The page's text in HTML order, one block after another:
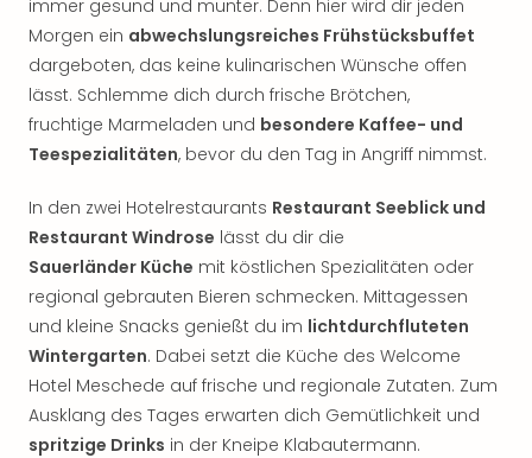
immer gesund und munter. Denn hier wird dir jeden
Morgen ein abwechslungsreiches Frühstücksbuffet
dargeboten, das keine kulinarischen Wünsche offen
lässt. Schlemme dich durch frische Brötchen,
fruchtige Marmeladen und besondere Kaffee- und
Teespezialitäten, bevor du den Tag in Angriff nimmst.
In den zwei Hotelrestaurants Restaurant Seeblick und
Restaurant Windrose lässt du dir die
Sauerländer Küche mit köstlichen Spezialitäten oder
regional gebrauten Bieren schmecken. Mittagessen
und kleine Snacks genießt du im lichtdurchfluteten
Wintergarten. Dabei setzt die Küche des Welcome
Hotel Meschede auf frische und regionale Zutaten. Zum
Ausklang des Tages erwarten dich Gemütlichkeit und
spritzige Drinks in der Kneipe Klabautermann.